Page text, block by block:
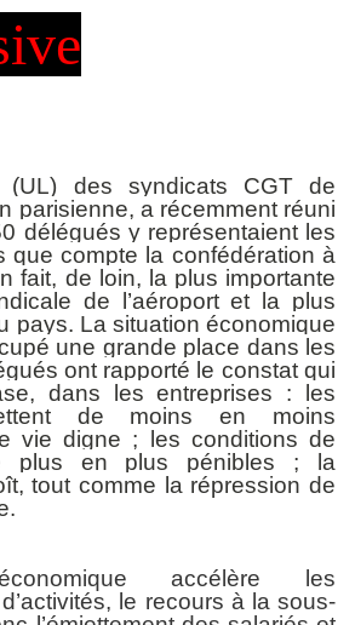
(UL) des syndicats CGT de
parisienne, a récemment réuni
délégués y représentaient les
que compte la confédération à
fait, de loin, la plus importante
de l’aéroport et la plus
pays. La situation économique
une grande place dans les
ont rapporté le constat qui
dans les entreprises : les
de moins en moins
vie digne ; les conditions de
plus en plus pénibles ; la
tout comme la répression de
accélère les
le recours à la sous-